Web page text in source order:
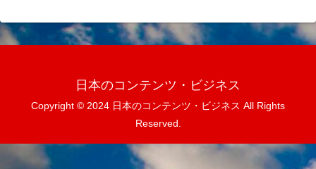
日本のコンテンツ・ビジネス
Copyright © 2024 日本のコンテンツ・ビジネス All Rights
Reserved.